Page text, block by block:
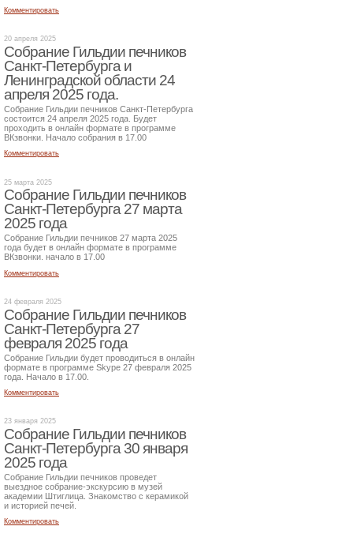
Комментировать
20 апреля 2025
Собрание Гильдии печников
Санкт-Петербурга и
Ленинградской области 24
апреля 2025 года.
Собрание Гильдии печников Санкт-Петербурга
состоится 24 апреля 2025 года. Будет
проходить в онлайн формате в программе
ВКзвонки. Начало собрания в 17.00
Комментировать
25 марта 2025
Собрание Гильдии печников
Санкт-Петербурга 27 марта
2025 года
Собрание Гильдии печников 27 марта 2025
года будет в онлайн формате в программе
ВКзвонки. начало в 17.00
Комментировать
24 февраля 2025
Собрание Гильдии печников
Санкт-Петербурга 27
февраля 2025 года
Собрание Гильдии будет проводиться в онлайн
формате в программе Skype 27 февраля 2025
года. Начало в 17.00.
Комментировать
23 января 2025
Собрание Гильдии печников
Санкт-Петербурга 30 января
2025 года
Собрание Гильдии печников проведет
выездное собрание-экскурсию в музей
академии Штиглица. Знакомство с керамикой
и историей печей.
Комментировать